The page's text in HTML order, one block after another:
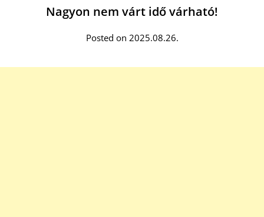
Nagyon nem várt idő várható!
Posted on 2025.08.26.